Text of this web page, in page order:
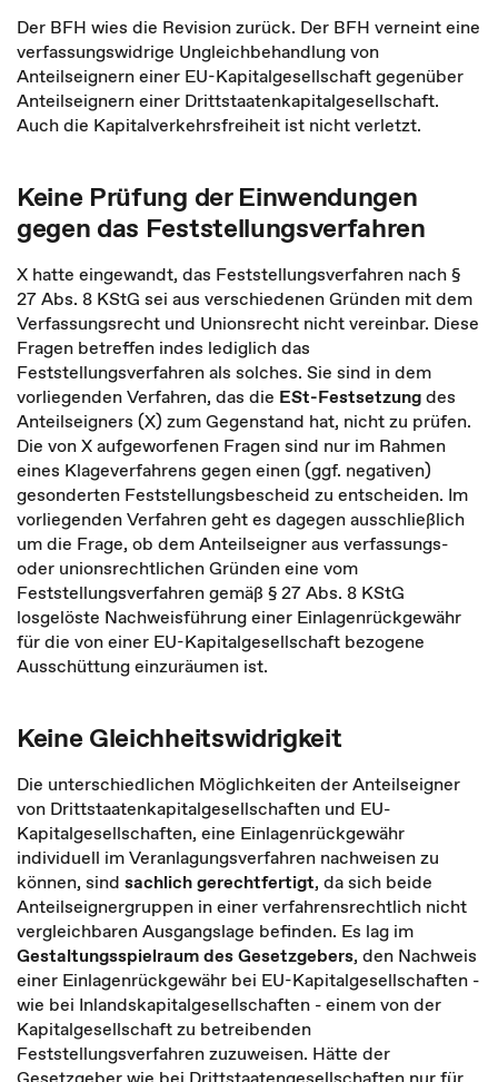
Der BFH wies die Revision zurück. Der BFH verneint eine
verfassungswidrige Ungleichbehandlung von
Anteilseignern einer EU-Kapitalgesellschaft gegenüber
Anteilseignern einer Drittstaatenkapitalgesellschaft.
Auch die Kapitalverkehrsfreiheit ist nicht verletzt.
Keine Prüfung der Einwendungen
gegen das Feststellungsverfahren
X hatte eingewandt, das Feststellungsverfahren nach §
27 Abs. 8 KStG sei aus verschiedenen Gründen mit dem
Verfassungsrecht und Unionsrecht nicht vereinbar. Diese
Fragen betreffen indes lediglich das
Feststellungsverfahren als solches. Sie sind in dem
vorliegenden Verfahren, das die ESt-Festsetzungdes
Anteilseigners (X) zum Gegenstand hat, nicht zu prüfen.
Die von X aufgeworfenen Fragen sind nur im Rahmen
eines Klageverfahrens gegen einen (ggf. negativen)
gesonderten Feststellungsbescheid zu entscheiden. Im
vorliegenden Verfahren geht es dagegen ausschließlich
um die Frage, ob dem Anteilseigner aus verfassungs-
oder unionsrechtlichen Gründen eine vom
Feststellungsverfahren gemäß § 27 Abs. 8 KStG
losgelöste Nachweisführung einer Einlagenrückgewähr
für die von einer EU-Kapitalgesellschaft bezogene
Ausschüttung einzuräumen ist.
Keine Gleichheitswidrigkeit
Die unterschiedlichen Möglichkeiten der Anteilseigner
von Drittstaatenkapitalgesellschaften und EU-
Kapitalgesellschaften, eine Einlagenrückgewähr
individuell im Veranlagungsverfahren nachweisen zu
können, sind sachlich gerechtfertigt, da sich beide
Anteilseignergruppen in einer verfahrensrechtlich nicht
vergleichbaren Ausgangslage befinden. Es lag im
Gestaltungsspielraum des Gesetzgebers, den Nachweis
einer Einlagenrückgewähr bei EU-Kapitalgesellschaften -
wie bei Inlandskapitalgesellschaften - einem von der
Kapitalgesellschaft zu betreibenden
Feststellungsverfahren zuzuweisen. Hätte der